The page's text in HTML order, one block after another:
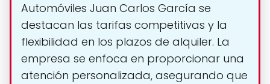
Automóviles Juan Carlos García se
destacan las tarifas competitivas y la
flexibilidad en los plazos de alquiler. La
empresa se enfoca en proporcionar una
atención personalizada, asegurando que